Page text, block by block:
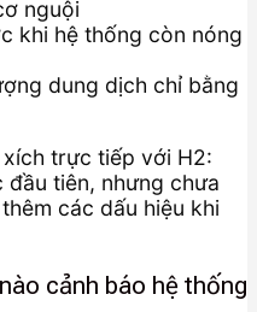
nguội
khi hệ thống còn nóng
dung dịch chỉ bằng
trực tiếp với H2:
đầu tiên, nhưng chưa
các dấu hiệu khi
cảnh báo hệ thống